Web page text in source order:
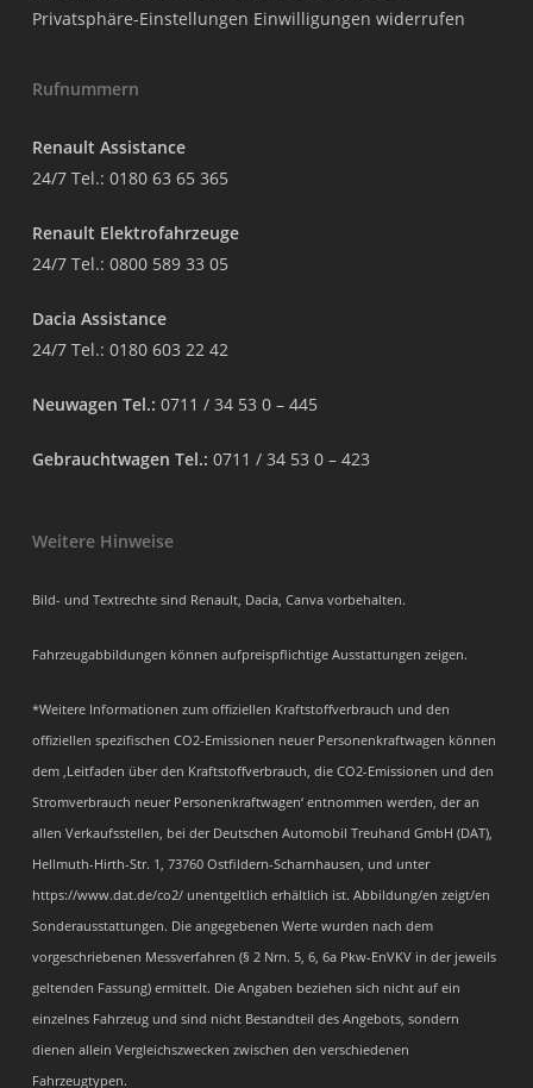
Privatsphäre-Einstellungen Einwilligungen widerrufen
Rufnummern
Renault Assistance
24/7 Tel.: 0180 63 65 365
Renault Elektrofahrzeuge
24/7 Tel.: 0800 589 33 05
Dacia Assistance
24/7 Tel.: 0180 603 22 42
Neuwagen Tel.: 0711 / 34 53 0 – 445
Gebrauchtwagen Tel.: 0711 / 34 53 0 – 423
Weitere Hinweise
Bild- und Textrechte sind Renault, Dacia, Canva vorbehalten.
Fahrzeugabbildungen können aufpreispflichtige Ausstattungen zeigen.
*Weitere Informationen zum offiziellen Kraftstoffverbrauch und den
offiziellen spezifischen CO2-Emissionen neuer Personenkraftwagen können
dem ‚Leitfaden über den Kraftstoffverbrauch, die CO2-Emissionen und den
Stromverbrauch neuer Personenkraftwagen‘ entnommen werden, der an
allen Verkaufsstellen, bei der Deutschen Automobil Treuhand GmbH (DAT),
Hellmuth-Hirth-Str. 1, 73760 Ostfildern-Scharnhausen, und unter
https://www.dat.de/co2/ unentgeltlich erhältlich ist. Abbildung/en zeigt/en
Sonderausstattungen. Die angegebenen Werte wurden nach dem
vorgeschriebenen Messverfahren (§ 2 Nrn. 5, 6, 6a Pkw-EnVKV in der jeweils
geltenden Fassung) ermittelt. Die Angaben beziehen sich nicht auf ein
einzelnes Fahrzeug und sind nicht Bestandteil des Angebots, sondern
dienen allein Vergleichszwecken zwischen den verschiedenen
Fahrzeugtypen.